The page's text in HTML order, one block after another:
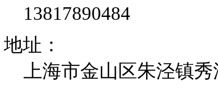
13817890484
地址：
上海市金山区朱泾镇